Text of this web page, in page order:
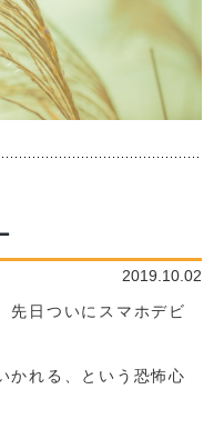
2019.10.02
先日ついにスマホデビ
かれる、という恐怖心